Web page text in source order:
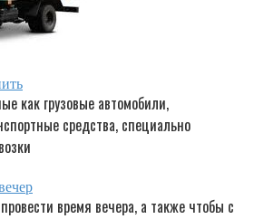
как грузовые автомобили,
средства, специально
время вечера, а также чтобы с